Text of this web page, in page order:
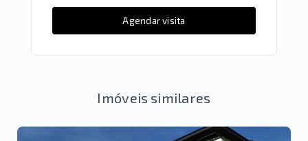
Agendar visita
Imóveis similares